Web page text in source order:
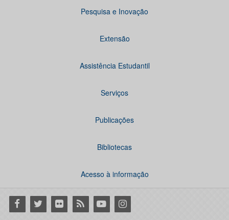
Pesquisa e Inovação
Extensão
Assistência Estudantil
Serviços
Publicações
Bibliotecas
Acesso à informação
Facebook
Twitter Flickr RSS YoutubeInstagram